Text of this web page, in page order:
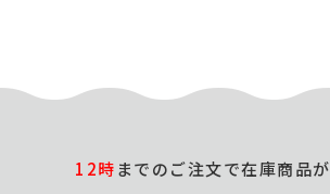
12時までのご注文で在庫商品が